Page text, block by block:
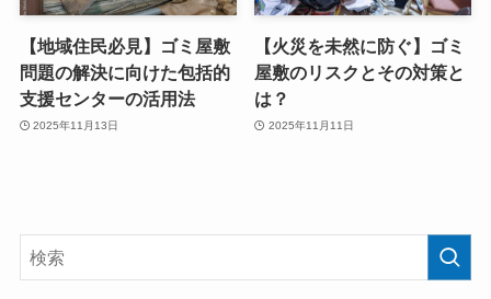
【地域住民必見】ゴミ屋敷
問題の解決に向けた包括的
支援センターの活用法
2025年11月13日
【火災を未然に防ぐ】ゴミ
屋敷のリスクとその対策と
は？
2025年11月11日